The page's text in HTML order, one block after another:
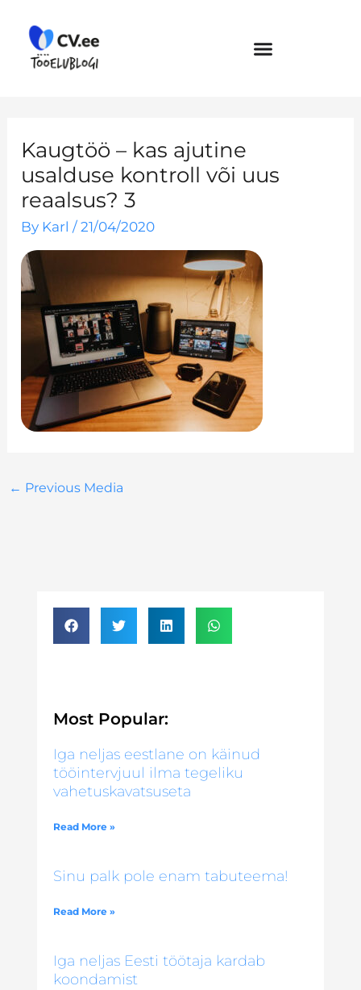
content
Kaugtöö – kas ajutine
usalduse kontroll või uus
reaalsus? 3
By Karl/21/04/2020
← Previous Media
Most Popular:
Iga neljas eestlane on käinud
tööintervjuul ilma tegeliku
vahetuskavatsuseta
Read More »
Sinu palk pole enam tabuteema!
Read More »
Iga neljas Eesti töötaja kardab
koondamist